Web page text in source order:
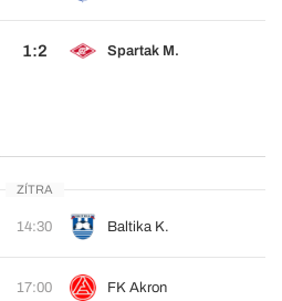
1:2 Spartak M.
ZÍTRA
14:30 Baltika K.
17:00 FK Akron